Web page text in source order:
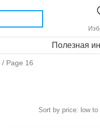
Полезная
/ Page 16